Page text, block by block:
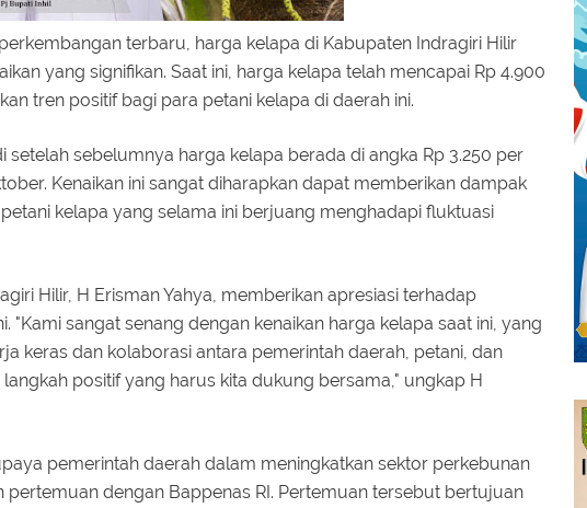
terbaru, harga kelapa di Kabupaten Indragiri Hilir
yang signifikan. Saat ini, harga kelapa telah mencapai Rp 4.900
tren positif bagi para petani kelapa di daerah ini.
setelah sebelumnya harga kelapa berada di angka Rp 3.250 per
Kenaikan ini sangat diharapkan dapat memberikan dampak
kelapa yang selama ini berjuang menghadapi fluktuasi
Hilir, H Erisman Yahya, memberikan apresiasi terhadap
"Kami sangat senang dengan kenaikan harga kelapa saat ini, yang
keras dan kolaborasi antara pemerintah daerah, petani, dan
langkah positif yang harus kita dukung bersama," ungkap H
pemerintah daerah dalam meningkatkan sektor perkebunan
pertemuan dengan Bappenas RI. Pertemuan tersebut bertujuan